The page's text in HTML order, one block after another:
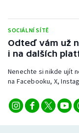
Sportovní střelba
Stolní tenis
Triatlon
Veslování
Vodní slalom
SOCIÁLNÍ SÍTĚ
Odteď vám už
i na dalších
Nenechte si nikde ujít
na Facebooku, X,